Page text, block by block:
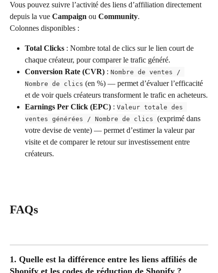
Vous pouvez suivre l’activité des liens d’affiliation directement
depuis la vue Campaign ou Community.
Colonnes disponibles :
Total Clicks : Nombre total de clics sur le lien court de
chaque créateur, pour comparer le trafic généré.
Conversion Rate (CVR) : Nombre de ventes /
Nombre de clics (en %) — permet d’évaluer l’efficacité
et de voir quels créateurs transforment le trafic en acheteurs.
Earnings Per Click (EPC) : Valeur totale des
ventes générées / Nombre de clics (exprimé dans
votre devise de vente) — permet d’estimer la valeur par
visite et de comparer le retour sur investissement entre
créateurs.
FAQs
1. Quelle est la différence entre les liens affiliés de
Shopify et les codes de réduction de Shopify ?